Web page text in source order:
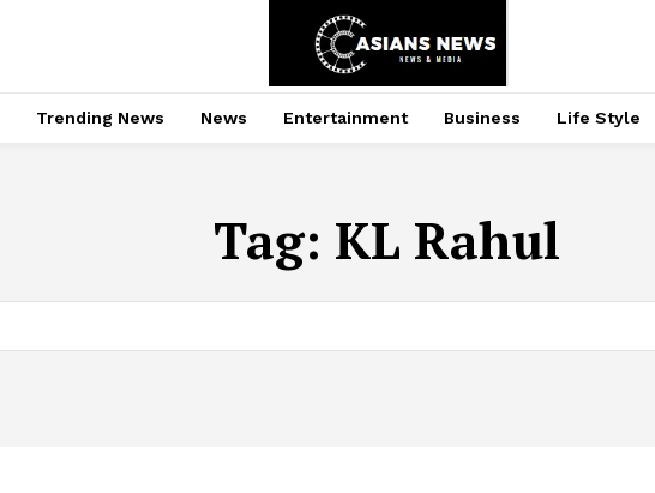
Trending News News Entertainment Business Life Style
Tag: KL Rahul